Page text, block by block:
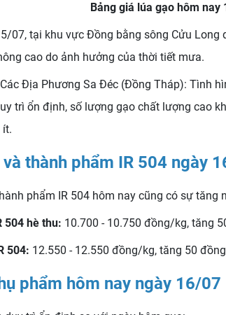
Bảng giá lúa gạo hôm nay
07, tại khu vực Đồng bằng sông Cửu
cao do ảnh hưởng của thời tiết mưa.
Địa Phương Sa Đéc (Đồng Tháp): Tình
trì ổn định, số lượng gạo chất lượng cao
ít.
thành phẩm IR 504 ngày
phẩm IR 504 hôm nay cũng có sự tăng
504 hè thu: 10.700 - 10.750 đồng/kg, tăng
504: 12.550 - 12.550 đồng/kg, tăng 50
phẩm hôm nay ngày 16/07